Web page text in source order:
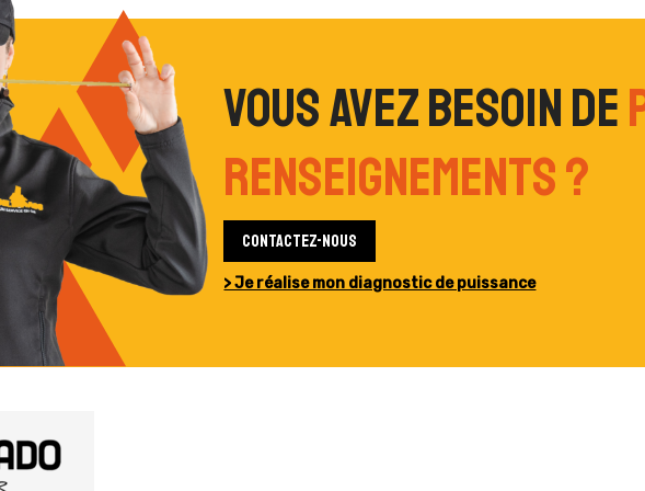
Vous avez besoin de
renseignements ?
Contactez-nous
> Je réalise mon diagnostic de puissance